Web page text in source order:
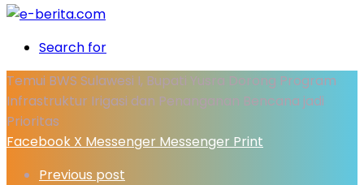
Search for
Temui BWS Sulawesi I, Bupati Yusra Dorong Program
Infrastruktur Irigasi dan Penanganan Bencana jadi
Prioritas
Facebook X Messenger Messenger Print
Previous post